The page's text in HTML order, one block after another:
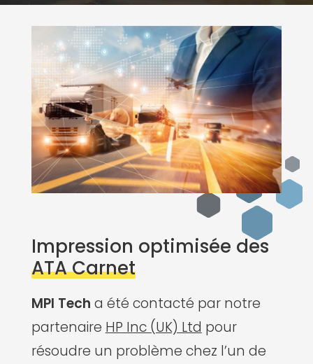
Impression optimisée des
ATA Carnet
MPI Tech a été contacté par notre
partenaire HP Inc (UK) Ltd pour
résoudre un problème chez l’un de